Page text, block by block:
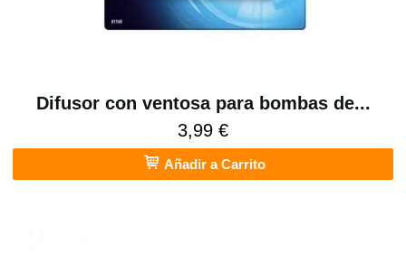
Difusor con ventosa para bombas de...
3,99 €
Añadir a Carrito